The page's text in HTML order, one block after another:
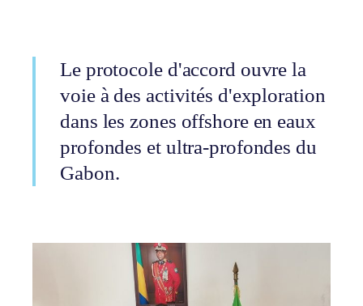
Le protocole d'accord ouvre la
voie à des activités d'exploration
dans les zones offshore en eaux
profondes et ultra-profondes du
Gabon.